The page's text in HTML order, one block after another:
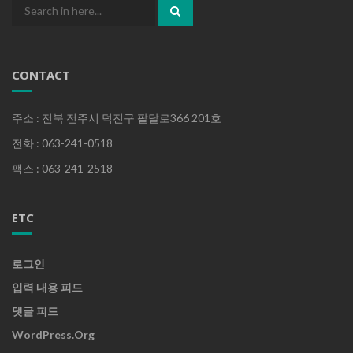
Search
CONTACT
주소 : 전북 전주시 덕진구 팔달로366 201호
전화 : 063-241-0518
팩스 : 063-241-2518
ETC
로그인
입력 내용 피드
댓글 피드
WordPress.org